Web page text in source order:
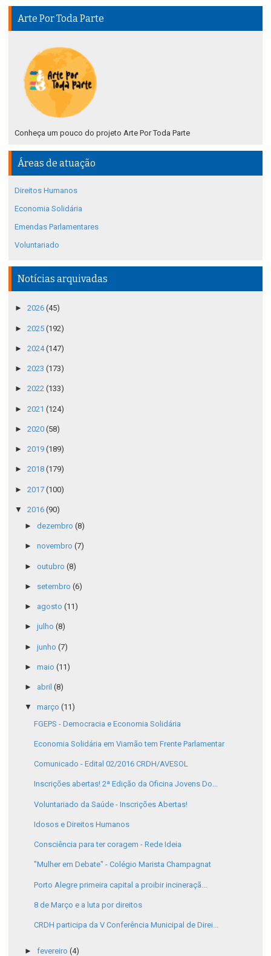
Arte Por Toda Parte
Conheça um pouco do projeto Arte Por Toda Parte
Áreas de atuação
Direitos Humanos
Economia Solidária
Emendas Parlamentares
Voluntariado
Notícias arquivadas
► 2026 (45)
► 2025 (192)
► 2024(147)
► 2023 (173)
► 2022 (133)
► 2021 (124)
► 2020 (58)
► 2019 (189)
► 2018 (179)
► 2017 (100)
▼ 2016 (90)
► dezembro (8)
► novembro (7)
► outubro (8)
► setembro (6)
► agosto (11)
► julho (8)
► junho (7)
► maio (11)
► abril (8)
▼ março (11)
FGEPS - Democracia e Economia Solidária
Economia Solidária em Viamão tem Frente Parlamentar
Comunicado - Edital 02/2016 CRDH/AVESOL
Inscrições abertas! 2ª Edição da Oficina Jovens Do...
Voluntariado da Saúde - Inscrições Abertas!
Idosos e Direitos Humanos
Consciência para ter coragem - Rede Ideia
"Mulher em Debate" - Colégio Marista Champagnat
Porto Alegre primeira capital a proibir incineraçã...
8 de Março e a luta por direitos
CRDH participa da V Conferência Municipal de Direi...
► fevereiro (4)